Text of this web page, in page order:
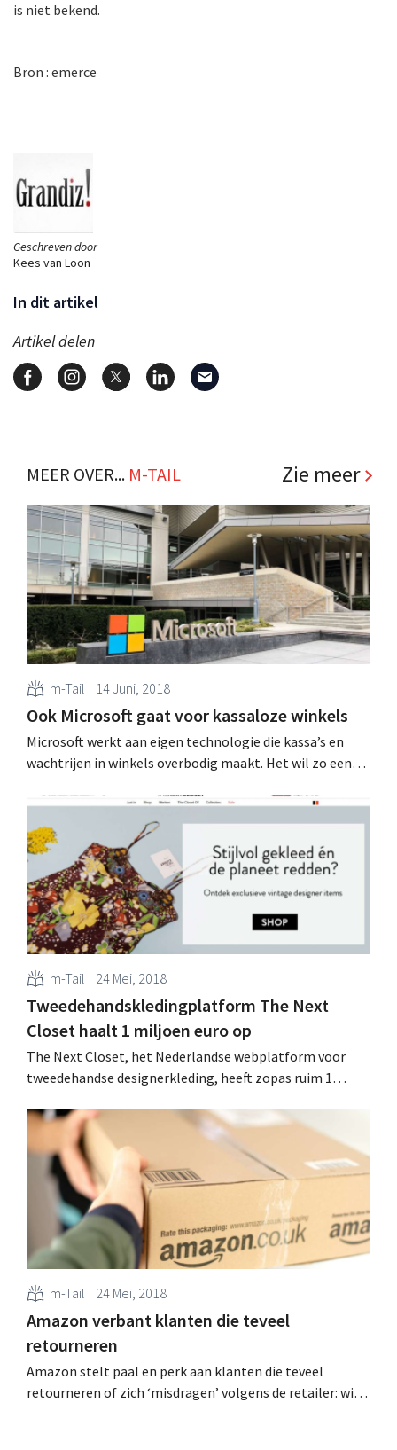
Geschreven door
Kees van Loon
In dit artikel
Artikel delen
is niet bekend.
Bron : emerce
MEER OVER... M-TAIL Zie meer
m-Tail 14 Juni, 2018
Ook Microsoft gaat voor kassaloze winkels
Microsoft werkt aan eigen technologie die kassa’s en
wachtrijen in winkels overbodig maakt. Het wil zo een
strijd tegen Amazon Go. Winkelkar automatisch
scannen Kassaloze winkels zijn de nieuwe hype in
retailland, zeker in supermarkten en buurtwinkels:
behalve de volledig kassaloze...
m-Tail 24 Mei, 2018
Tweedehandskledingplatform The Next
Closet haalt 1 miljoen euro op
The Next Closet, het Nederlandse webplatform voor
tweedehandse designerkleding, heeft zopas ruim 1
onder meer de vandaag gelanceerde Belgische website
moet financieren. Modelandschap verduurzamen Het
tweedehandskledingplatform richt zich specifiek tot al
wie high-end designerkleding wil kopen en verkopen.
Sinds de oprichting in 2013...
m-Tail 24 Mei, 2018
Amazon verbant klanten die teveel
retourneren
Amazon stelt paal en perk aan klanten die teveel
retourneren of zich ‘misdragen’ volgens de retailer: wie